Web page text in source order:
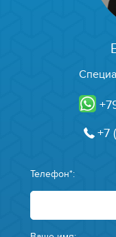
+7
Телефон*: